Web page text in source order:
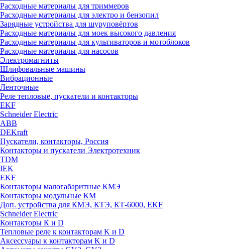
Расходные материалы для триммеров
Расходные материалы для электро и бензопил
Зарядные устройства для шуруповёртов
Расходные материалы для моек высокого давления
Расходные материалы для культиваторов и мотоблоков
Расходные материалы для насосов
Электромагниты
Шлифовальные машины
Вибрационные
Ленточные
Реле тепловые, пускатели и контакторы
EKF
Schneider Electric
ABB
DEKraft
Пускатели, контакторы, Россия
Контакторы и пускатели Электротехник
TDM
IEK
EKF
Контакторы малогабаритные КМЭ
Контакторы модульные КМ
Доп. устройства для КМЭ, КТЭ, КТ-6000, EKF
Schneider Electric
Контакторы К и D
Тепловые реле к контакторам K и D
Аксессуары к контакторам K и D